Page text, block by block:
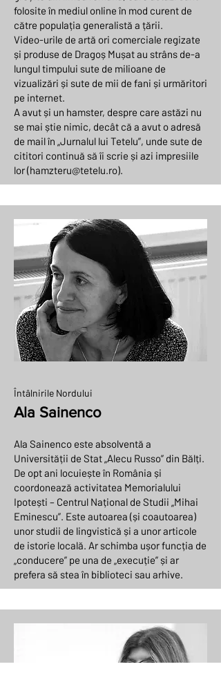
folosite în mediul online în mod curent de
către populația generalistă a țării.
Video-urile de artă ori comerciale regizate
și produse de Dragoș Mușat au strâns de-a
lungul timpului sute de milioane de
vizualizări și sute de mii de fani și urmăritori
pe internet.
A avut și un hamster, despre care astăzi nu
se mai știe nimic, decât că a avut o adresă
de mail în „Jurnalul lui Tetelu”, unde sute de
cititori continuă să îi scrie și azi impresiile
lor (hamzteru@tetelu.ro).
Întâlnirile Nordului
Ala Sainenco
Ala Sainenco este absolventă a
Universității de Stat „Alecu Russo” din Bălți.
De opt ani locuiește în România și
coordonează activitatea Memorialului
Ipotești – Centrul Național de Studii „Mihai
Eminescu”. Este autoarea (și coautoarea)
unor studii de lingvistică și a unor articole
de istorie locală. Ar schimba ușor funcția de
„conducere” pe una de „execuție” și ar
prefera să stea în biblioteci sau arhive.